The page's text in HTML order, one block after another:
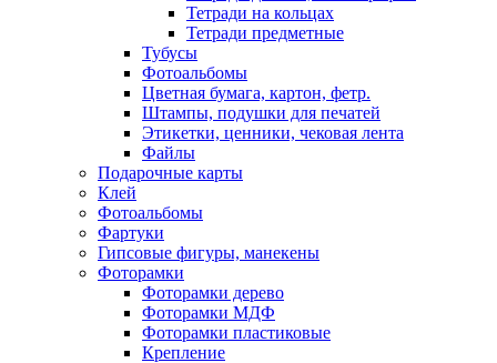
Тетради на кольцах
Тетради предметные
Тубусы
Фотоальбомы
Цветная бумага, картон, фетр.
Штампы, подушки для печатей
Этикетки, ценники, чековая лента
Файлы
Подарочные карты
Клей
Фотоальбомы
Фартуки
Гипсовые фигуры, манекены
Фоторамки
Фоторамки дерево
Фоторамки МДФ
Фоторамки пластиковые
Крепление